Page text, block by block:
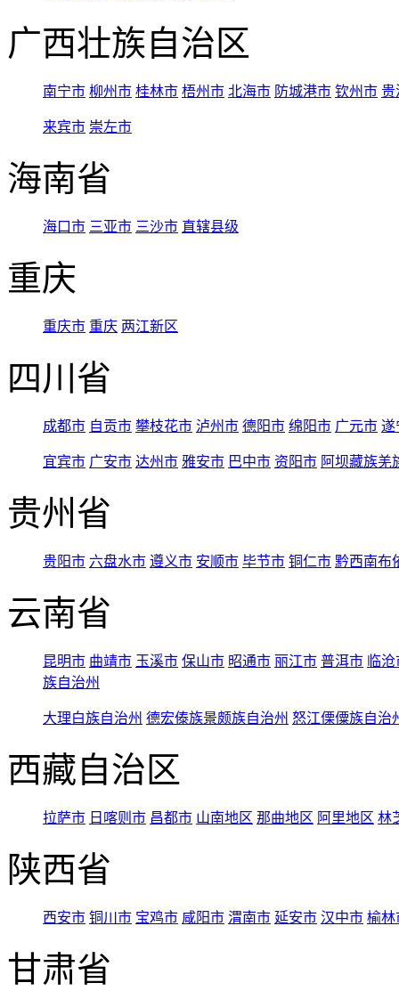
广西壮族自治区
南宁市 柳州市 桂林市 梧州市 北海市 防城港市 钦州市 贵
来宾市 崇左市
海南省
海口市 三亚市 三沙市 直辖县级
重庆
重庆市 重庆 两江新区
四川省
成都市 自贡市 攀枝花市 泸州市 德阳市 绵阳市 广元市 遂
宜宾市 广安市 达州市 雅安市 巴中市 资阳市 阿坝藏族羌
贵州省
贵阳市 六盘水市 遵义市 安顺市 毕节市 铜仁市 黔西南布
云南省
昆明市 曲靖市 玉溪市 保山市 昭通市 丽江市 普洱市 临
族自治州
大理白族自治州 德宏傣族景颇族自治州 怒江傈僳族自治
西藏自治区
拉萨市 日喀则市 昌都市 山南地区 那曲地区 阿里地区 林
陕西省
西安市 铜川市 宝鸡市 咸阳市 渭南市 延安市 汉中市 榆林
甘肃省